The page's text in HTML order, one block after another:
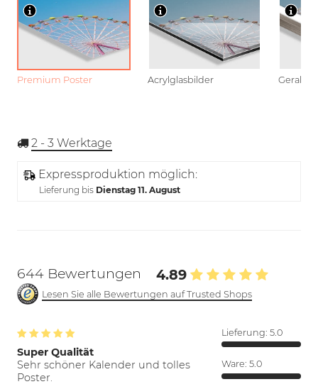
Premium Poster Acrylglasbilder
2 - 3 Werktage
Expressproduktion möglich:
Lieferung bis Dienstag 11. August
644 Bewertungen 4.89
Lesen Sie alle Bewertungen auf Trusted Shops
Super Qualität
Sehr schöner Kalender und tolles
Poster.
Lieferung: 5.0
Ware: 5.0